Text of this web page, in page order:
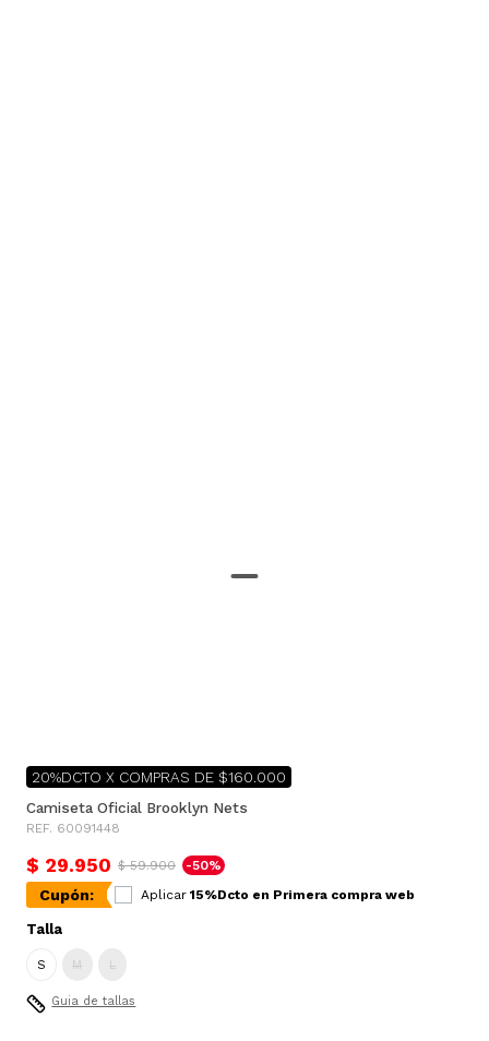
20%DCTO X COMPRAS DE $160.000
Camiseta Oficial Brooklyn Nets
REF. 60091448
$ 29.950 $ 59.900 -50%
Cupón: Aplicar 15%Dcto en Primera compra web
Talla
S M L
Guia de tallas